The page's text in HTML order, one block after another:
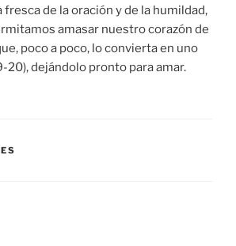
fresca de la oración y de la humildad,
amasar nuestro corazón de
poco a poco, lo convierta en uno
20), dejándolo pronto para amar.